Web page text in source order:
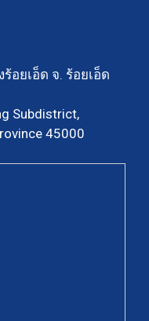
อยเอ็ด จ. ร้อยเอ็ด
Subdistrict,
45000